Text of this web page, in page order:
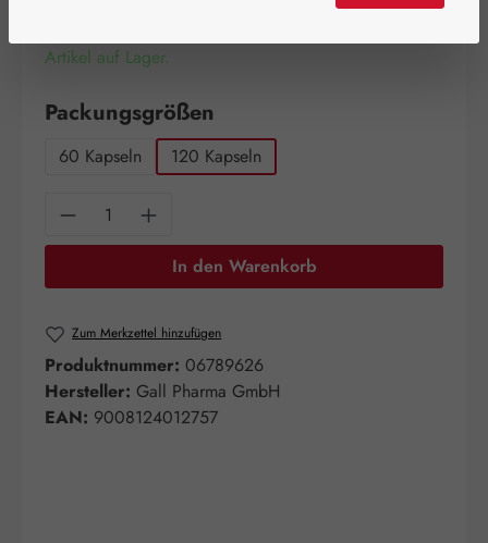
Artikel auf Lager.
Packungsgrößen
60 Kapseln 120 Kapseln
Produkt Anzahl: Gib den gewünschten
In den Warenkorb
Zum Merkzettel hinzufügen
Produktnummer: 06789626
Hersteller: Gall Pharma GmbH
EAN: 9008124012757